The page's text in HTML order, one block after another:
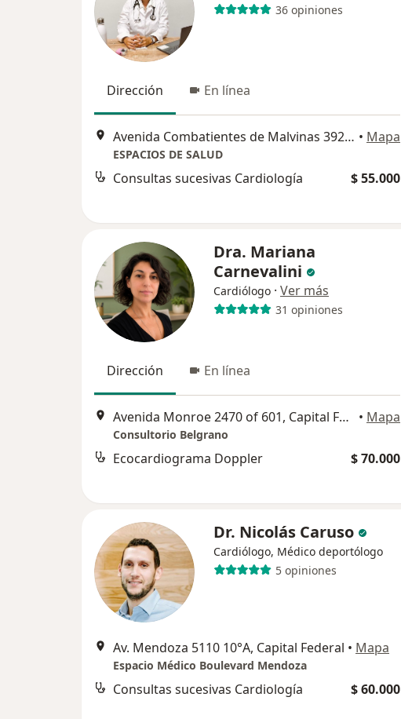
36 opiniones
Dirección En línea
Avenida Combatientes de Malvinas 3922 7D, Capital Federal • Mapa
ESPACIOS DE SALUD
Consultas sucesivas Cardiología $ 55.000
Dra. Mariana
Carnevalini
Cardiólogo · Ver más
31 opiniones
Dirección En línea
Avenida Monroe 2470 of 601, Capital Federal • Mapa
Consultorio Belgrano
Ecocardiograma Doppler $ 70.000
Dr. Nicolás Caruso
Cardiólogo, Médico deportólogo
5 opiniones
Av. Mendoza 5110 10°A, Capital Federal • Mapa
Espacio Médico Boulevard Mendoza
Consultas sucesivas Cardiología $ 60.000